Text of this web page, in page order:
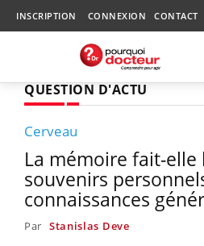
INSCRIPTION CONNEXION CONTACT
QUESTION D'ACTU
Cerveau
La mémoire fait-
souvenirs
connaissances
Par Stanislas Deve